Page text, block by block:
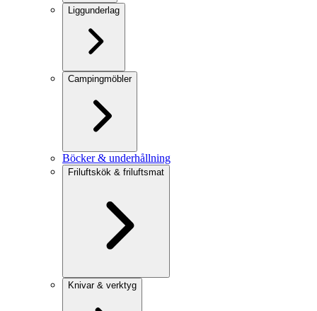
Liggunderlag
Campingmöbler
Böcker & underhållning
Friluftskök & friluftsmat
Knivar & verktyg